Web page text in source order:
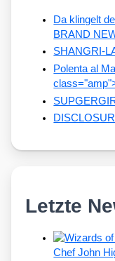
Da klingelt
BRAND
SHANGRI-
Polenta al
Letzte
Chef John